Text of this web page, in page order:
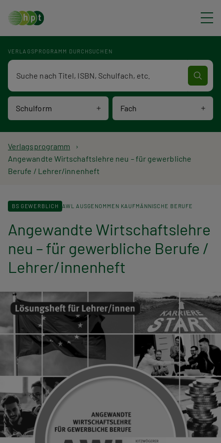
VERLAGSPROGRAMM DURCHSUCHEN
Schulform Fach
Verlagsprogramm Volltextsuche
P
f
d
n
a
v
i
g
a
o
n
Verlagsprogramm
Angewandte Wirtschaftslehre neu – für gewerbliche
Berufe / Lehrer/innenheft
BS GEWERBLICH AWL AUSGENOMMEN KAUFMÄNNISCHE BERUFE
Angewandte Wirtschaftslehre
neu – für gewerbliche Berufe /
Lehrer/innenheft